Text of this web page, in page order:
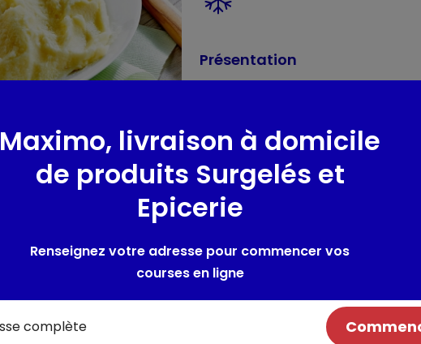
Présentation
exclusivement des pommes de terre
obtenir Ma Purée. Cette variété au
de qualité moelleuse et fondante.
partir d'ingrédients sélectionnés : des
une très légère touche d'épices.
Composition / Ingrédients /
Ingrédients :Pommes de terre (89%),
épices (Curcuma, noix de muscade,
Fabriqué dans une usine utilisant du
Maximo, livraison à domicile
de produits Surgelés et
Epicerie
Renseignez votre adresse pour commencer vos
courses en ligne